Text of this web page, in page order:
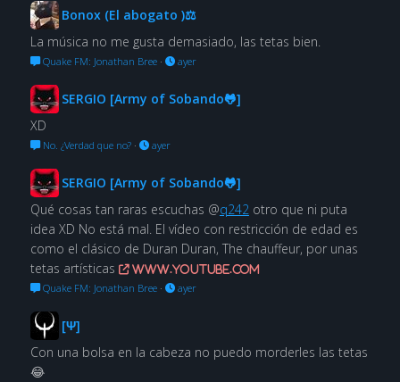
Bonox (El abogato )⚖
La música no me gusta demasiado, las tetas bien.
Quake FM: Jonathan Bree· ayer
SERGIO [Army of Sobando🐸]
XD
No. ¿Verdad que no?· ayer
SERGIO [Army of Sobando🐸]
Qué cosas tan raras escuchas @q242 otro que ni puta
idea XD No está mal. El vídeo con restricción de edad es
como el clásico de Duran Duran, The chauffeur, por unas
tetas artísticas
www.youtube.com
Quake FM: Jonathan Bree· ayer
[Ψ]
Con una bolsa en la cabeza no puedo morderles las tetas
😂